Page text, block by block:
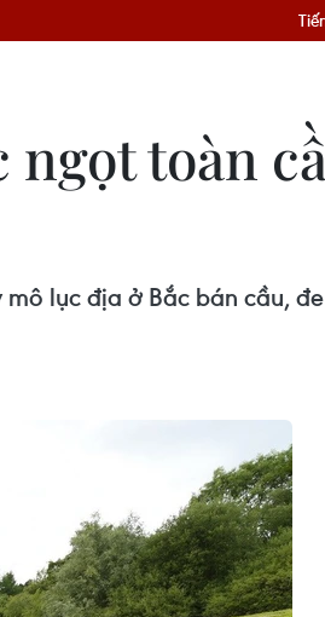
ngọt toàn
lục địa ở Bắc bán cầu,